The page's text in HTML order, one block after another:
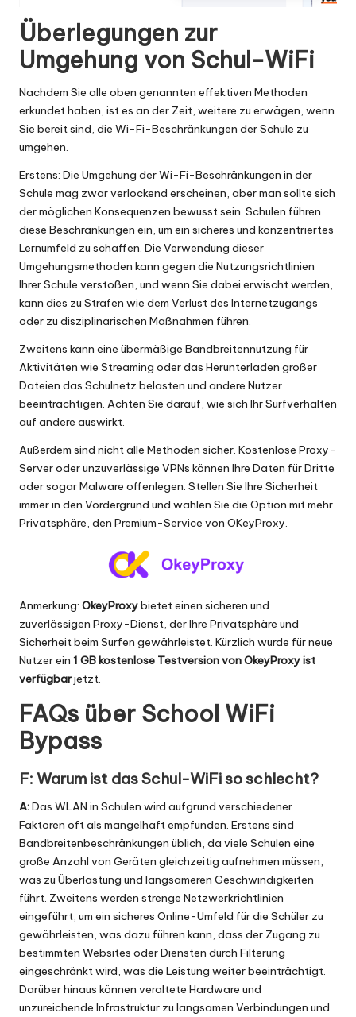
Überlegungen zur
Umgehung von Schul-WiFi
Nachdem Sie alle oben genannten effektiven Methoden
erkundet haben, ist es an der Zeit, weitere zu erwägen, wenn
Sie bereit sind, die Wi-Fi-Beschränkungen der Schule zu
umgehen.
Erstens: Die Umgehung der Wi-Fi-Beschränkungen in der
Schule mag zwar verlockend erscheinen, aber man sollte sich
der möglichen Konsequenzen bewusst sein. Schulen führen
diese Beschränkungen ein, um ein sicheres und konzentriertes
Lernumfeld zu schaffen. Die Verwendung dieser
Umgehungsmethoden kann gegen die Nutzungsrichtlinien
Ihrer Schule verstoßen, und wenn Sie dabei erwischt werden,
kann dies zu Strafen wie dem Verlust des Internetzugangs
oder zu disziplinarischen Maßnahmen führen.
Zweitens kann eine übermäßige Bandbreitennutzung für
Aktivitäten wie Streaming oder das Herunterladen großer
Dateien das Schulnetz belasten und andere Nutzer
beeinträchtigen. Achten Sie darauf, wie sich Ihr Surfverhalten
auf andere auswirkt.
Außerdem sind nicht alle Methoden sicher. Kostenlose Proxy-
Server oder unzuverlässige VPNs können Ihre Daten für Dritte
oder sogar Malware offenlegen. Stellen Sie Ihre Sicherheit
immer in den Vordergrund und wählen Sie die Option mit mehr
Privatsphäre, den Premium-Service von OKeyProxy.
Anmerkung: OkeyProxybietet einen sicheren und
zuverlässigen Proxy-Dienst, der Ihre Privatsphäre und
Sicherheit beim Surfen gewährleistet. Kürzlich wurde für neue
Nutzer ein 1 GBkostenlose Testversion von OkeyProxyist
verfügbarjetzt.
FAQs über School WiFi
Bypass
F: Warum ist das Schul-WiFi so schlecht?
A:Das WLAN in Schulen wird aufgrund verschiedener
Faktoren oft als mangelhaft empfunden. Erstens sind
Bandbreitenbeschränkungen üblich, da viele Schulen eine
große Anzahl von Geräten gleichzeitig aufnehmen müssen,
was zu Überlastung und langsameren Geschwindigkeiten
führt. Zweitens werden strenge Netzwerkrichtlinien
eingeführt, um ein sicheres Online-Umfeld für die Schüler zu
gewährleisten, was dazu führen kann, dass der Zugang zu
bestimmten Websites oder Diensten durch Filterung
eingeschränkt wird, was die Leistung weiter beeinträchtigt.
Darüber hinaus können veraltete Hardware und
unzureichende Infrastruktur zu langsamen Verbindungen und